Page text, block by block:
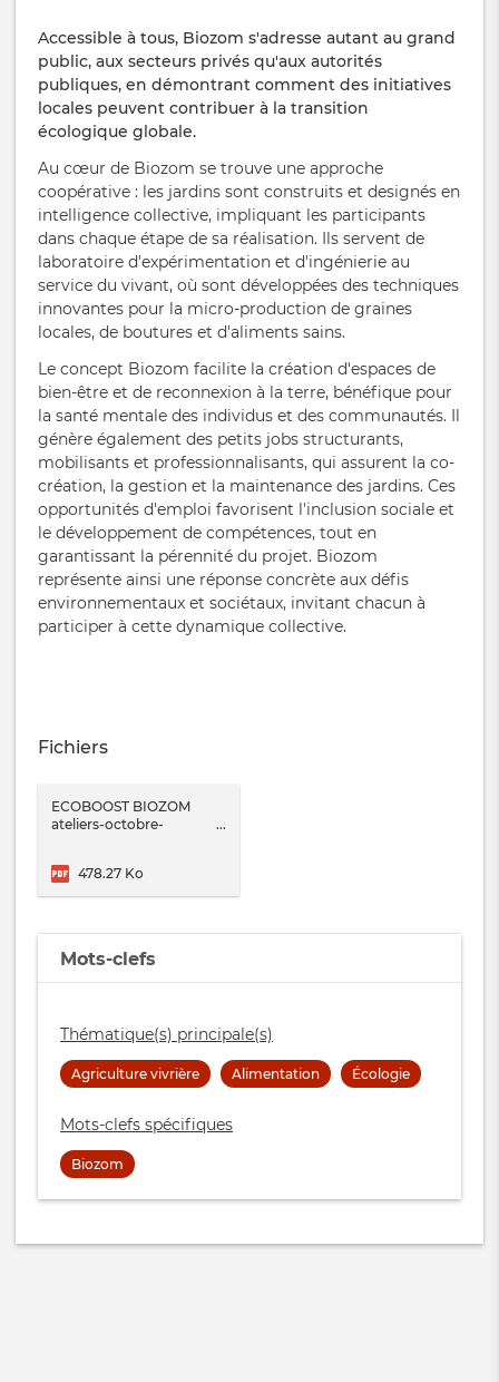
Accessible à tous, Biozom s'adresse autant au grand
public, aux secteurs privés qu'aux autorités
publiques, en démontrant comment des initiatives
locales peuvent contribuer à la transition
écologique globale.
Au cœur de Biozom se trouve une approche
coopérative : les jardins sont construits et designés en
intelligence collective, impliquant les participants
dans chaque étape de sa réalisation. Ils servent de
laboratoire d'expérimentation et d'ingénierie au
service du vivant, où sont développées des techniques
innovantes pour la micro-production de graines
locales, de boutures et d'aliments sains.
Le concept Biozom facilite la création d'espaces de
bien-être et de reconnexion à la terre, bénéfique pour
la santé mentale des individus et des communautés. Il
génère également des petits jobs structurants,
mobilisants et professionnalisants, qui assurent la co-
création, la gestion et la maintenance des jardins. Ces
opportunités d'emploi favorisent l'inclusion sociale et
le développement de compétences, tout en
garantissant la pérennité du projet. Biozom
représente ainsi une réponse concrète aux défis
environnementaux et sociétaux, invitant chacun à
participer à cette dynamique collective.
Fichiers
ECOBOOST BIOZOM
ateliers-octobre-
478.27 Ko
Mots-clefs
Thématique(s) principale(s)
Agriculture vivrière Alimentation Écologie
Mots-clefs spécifiques
Biozom